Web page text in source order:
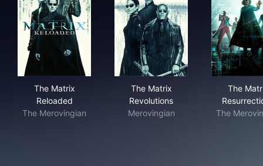
The Matrix
Reloaded
The Merovingian
The Matrix
Revolutions
Merovingian
The
The